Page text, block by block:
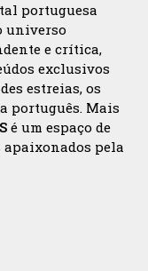
portuguesa
universo
e crítica,
exclusivos
estreias, os
português. Mais
é um espaço de
apaixonados pela